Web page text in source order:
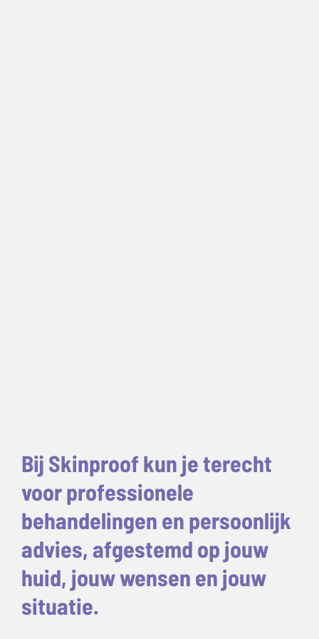
Bij Skinproof kun je terecht
voor professionele
behandelingen en persoonlijk
advies, afgestemd op jouw
huid, jouw wensen en jouw
situatie.